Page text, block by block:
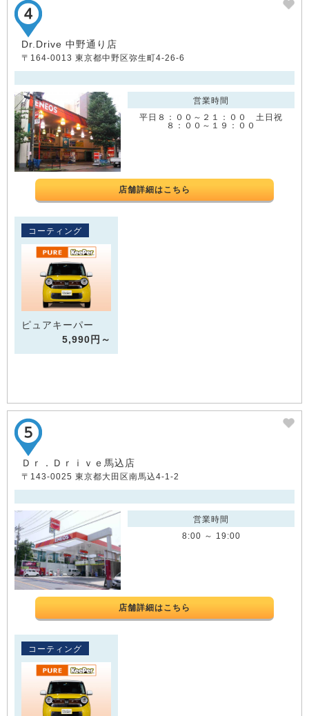
Dr.Drive 中野通り店
〒164-0013 東京都中野区弥生町4-26-6
営業時間
平日８：００～２１：００ 土日祝
８：００～１９：００
店舗詳細はこちら
コーティング
ピュアキーパー
5,990円～
Ｄｒ．Ｄｒｉｖｅ馬込店
〒143-0025 東京都大田区南馬込4-1-2
営業時間
8:00 ～ 19:00
店舗詳細はこちら
コーティング